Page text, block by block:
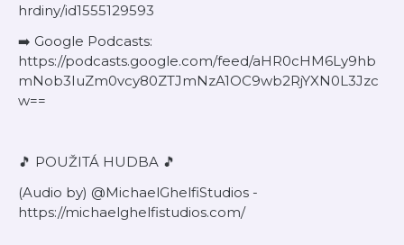
hrdiny/id1555129593
➡️ Google Podcasts:
https://podcasts.google.com/feed/aHR0cHM6Ly9hb
mNob3IuZm0vcy80ZTJmNzA1OC9wb2RjYXN0L3Jzc
w==
🎵 POUŽITÁ HUDBA 🎵
(Audio by) @MichaelGhelfiStudios -
https://michaelghelfistudios.com/